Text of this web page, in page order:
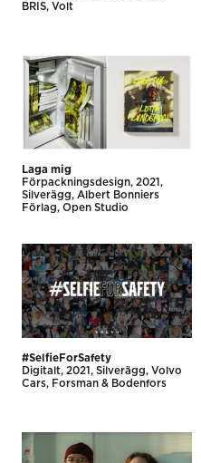
BRIS Volt
Laga mig
Förpackningsdesign 2021
Silverägg
Albert Bonniers
Förlag
Open Studio
#SelfieForSafety
Digitalt 2021 Silverägg
Volvo
Cars
Forsman & Bodenfors